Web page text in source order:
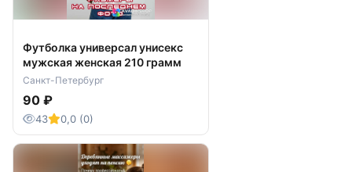
Футболка универсал унисекс
мужская женская 210 грамм
Санкт-Петербург
90 ₽
43 0,0 (0)